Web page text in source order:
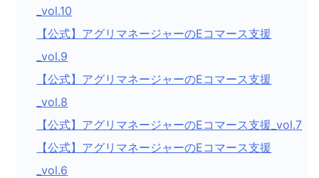
_vol.10
【公式】アグリマネージャーのEコマース支援
_vol.9
【公式】アグリマネージャーのEコマース支援
_vol.8
【公式】アグリマネージャーのEコマース支援_vol.7
【公式】アグリマネージャーのEコマース支援
_vol.6